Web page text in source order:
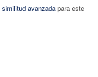
avanzadapara este